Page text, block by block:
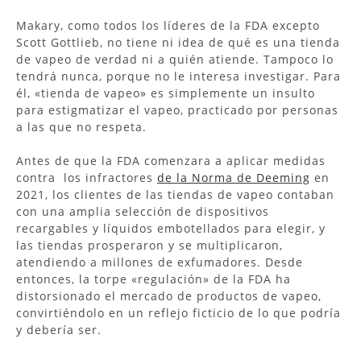
Makary, como todos los líderes de la FDA excepto
Scott Gottlieb, no tiene ni idea de qué es una tienda
de vapeo de verdad ni a quién atiende. Tampoco lo
tendrá nunca, porque no le interesa investigar. Para
él, «tienda de vapeo» es simplemente un insulto
para estigmatizar el vapeo, practicado por personas
a las que no respeta.
Antes de que la FDA comenzara a aplicar medidas
contra los infractores de la Norma de Deeming en
2021, los clientes de las tiendas de vapeo contaban
con una amplia selección de dispositivos
recargables y líquidos embotellados para elegir, y
las tiendas prosperaron y se multiplicaron,
atendiendo a millones de exfumadores. Desde
entonces, la torpe «regulación» de la FDA ha
distorsionado el mercado de productos de vapeo,
convirtiéndolo en un reflejo ficticio de lo que podría
y debería ser.